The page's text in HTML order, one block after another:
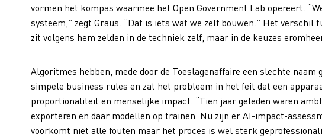
vormen het kompas waarmee het Open Government Lab opereert.
systeem,” zegt Graus. “Dat is iets wat we zelf bouwen.” Het
zit volgens hem zelden in de techniek zelf, maar in de keuzes
Algoritmes hebben, mede door de Toeslagenaffaire een slechte naam
simpele business rules en zat het probleem in het feit dat een
proportionaliteit en menselijke impact. “Tien jaar geleden waren
exporteren en daar modellen op trainen. Nu zijn er AI-impact-
voorkomt niet alle fouten maar het proces is wel sterk